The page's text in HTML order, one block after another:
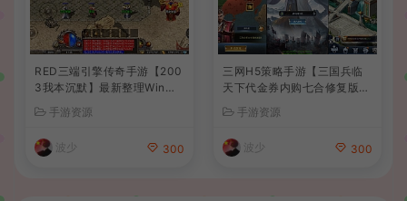
RED三端引擎传奇手游【200
3我本沉默】最新整理Win系
细搭建教程
手游资源
波少 300
三网H5策略手游【三国兵临
天下代金券内购七合修复版】
+Linux手工服务端+管理后台
+GM授权后台+简易安卓客户
端+详细搭建教程+视频教程
手游资源
波少 300